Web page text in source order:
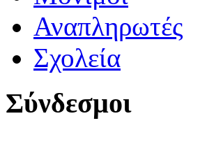
Αναπληρωτές
Σχολεία
Σύνδεσμοι